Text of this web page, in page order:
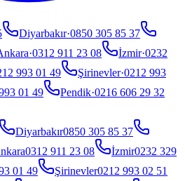
Diyarbakır·0850 305 85 37
·0312 911 23 08 İzmir·0232
993 01 49 Şirinevler·0212 993
01 49 Pendik·0216 606 29 32
Diyarbakır0850 305 85 37
0312 911 23 08 İzmir0232 329
01 49 Şirinevler0212 993 02 51